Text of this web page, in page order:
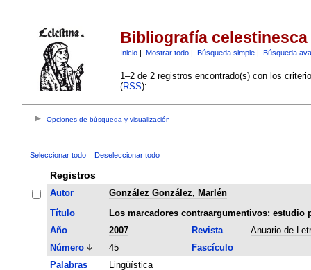
Bibliografía celestinesca
Inicio| Mostrar todo| Búsqueda simple| Búsqueda
1–2 de 2 registros encontrado(s) con los
(RSS):
Opciones de búsqueda y visualización
Seleccionar todo Deseleccionar todo
Registros
Autor
González González, Marlén
Título
Los marcadores contraargumentivos:
Año
2007 Revista
Anuario de
Número
45
Fascículo
Palabras
Lingüística